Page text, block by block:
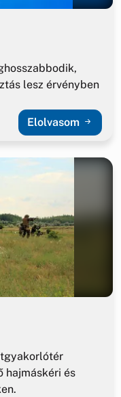
lesz érvényben
Elolvasom
hajmáskéri és